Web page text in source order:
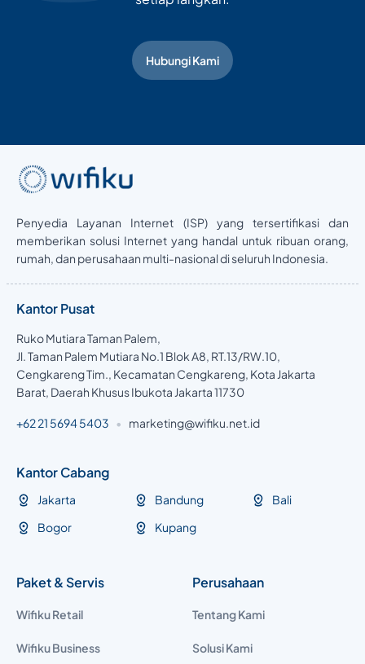
Hubungi Kami
Penyedia Layanan Internet (ISP) yang tersertifikasi dan
memberikan solusi Internet yang handal untuk ribuan orang,
rumah, dan perusahaan multi-nasional di seluruh Indonesia.
Kantor Pusat
Ruko Mutiara Taman Palem,
Jl. Taman Palem Mutiara No.1 Blok A8, RT.13/RW.10,
Cengkareng Tim., Kecamatan Cengkareng, Kota Jakarta
Barat, Daerah Khusus Ibukota Jakarta 11730
+62 21 5694 5403 • marketing@wifiku.net.id
Kantor Cabang
Jakarta
Bogor
Bandung
Kupang
Bali
Paket & Servis
Wifiku Retail
Wifiku Business
Perusahaan
Tentang Kami
Solusi Kami